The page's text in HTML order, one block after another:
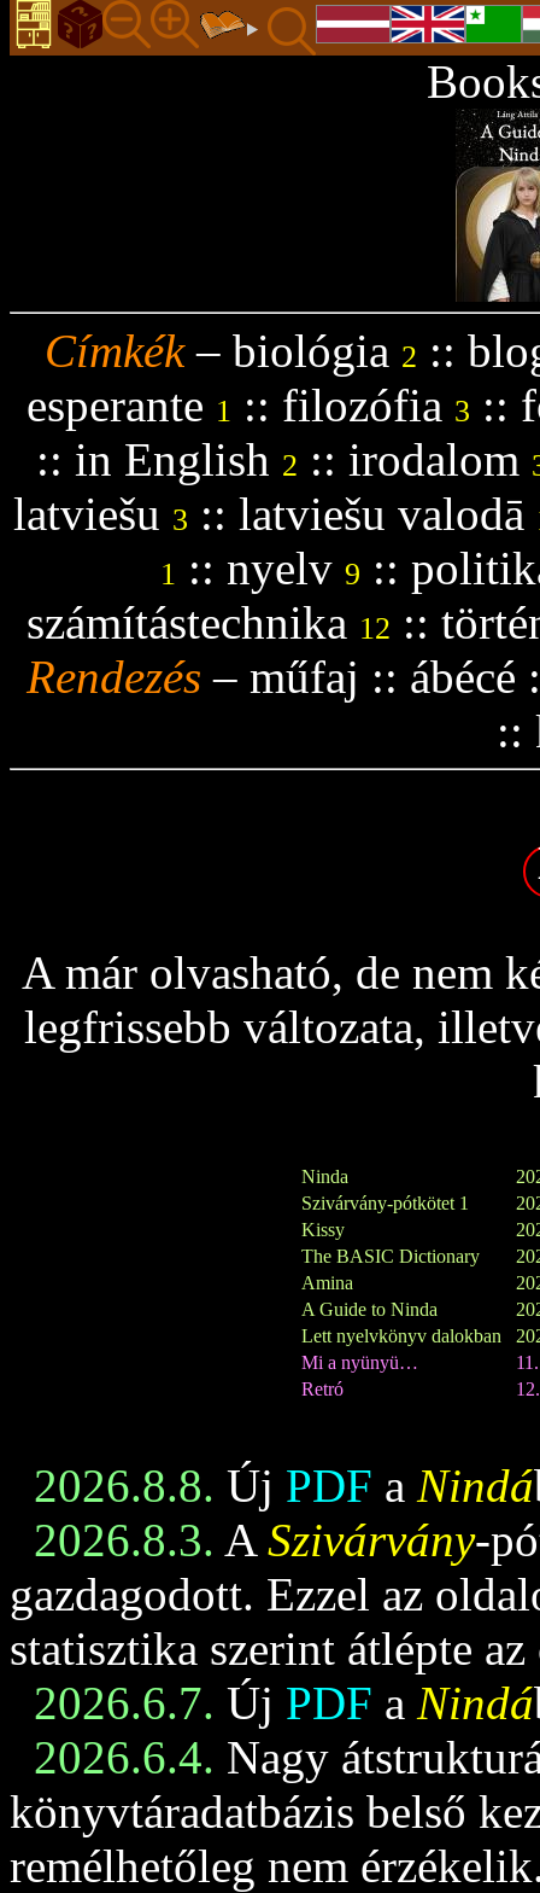
Címkék– biológia 2 ::
esperante 1 :: filozófia 3 ::
:: in English 2 :: irodalom
latviešu 3 :: latviešu valodā
1 :: nyelv 9 ::
számítástechnika 12 ::
Rendezés – műfaj :: ábécé
::
A már olvasható, de nem
legfrissebb változata,
Ninda
Szivárvány-pótkötet 1
Kissy
The BASIC Dictionary
Amina
A Guide to Ninda
Lett nyelvkönyv dalokban
Mi a nyünyü…
Retró
2026.8.8. Új PDF a Nindá
2026.8.3. A Szivárvány-
gazdagodott. Ezzel az
statisztika szerint átlépte
2026.6.7. Új PDF a Nindá
2026.6.4. Nagy
könyvtáradatbázis belső
remélhetőleg nem